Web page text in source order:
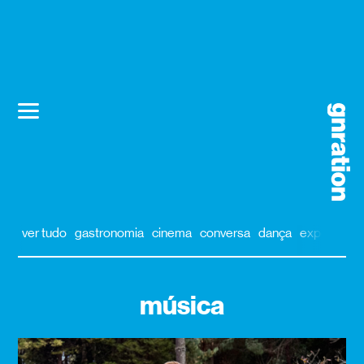
ver tudo gastronomia cinema conversa dança exposição
música